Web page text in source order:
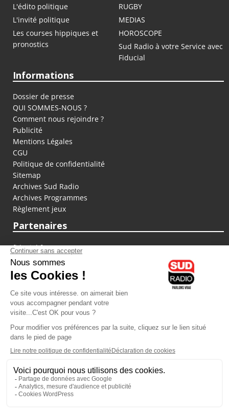
L'édito politique
RUGBY
L'invité politique
MEDIAS
Les courses hippiques et
pronostics
HOROSCOPE
Sud Radio à votre Service avec
Fiducial
Informations
Dossier de presse
QUI SOMMES-NOUS ?
Comment nous rejoindre ?
Publicité
Mentions Légales
CGU
Politique de confidentialité
Sitemap
Archives Sud Radio
Archives Programmes
Règlement jeux
Partenaires
fiducial.fr
lyoncapitale.fr
olympique-et-lyonnais.com
L'application Iphone / Android
Téléchargez l'application
Les cookies
Gestion des cookies
Crédit photos : ©Sud Radio / Pierre Olivier